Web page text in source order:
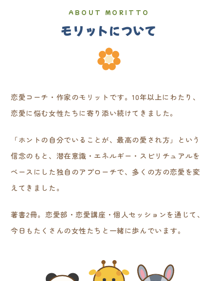
ABOUT MORITTO
モリットについて
恋愛コーチ・作家のモリットです。10年以上にわたり、
恋愛に悩む女性たちに寄り添い続けてきました。
「ホントの自分でいることが、最高の愛され方」という
信念のもと、潜在意識・エネルギー・スピリチュアルを
ベースにした独自のアプローチで、多くの方の恋愛を変
えてきました。
著書2冊。恋愛部・恋愛講座・個人セッションを通じて、
今日もたくさんの女性たちと一緒に歩んでいます。